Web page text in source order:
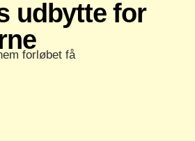
udbytte for
forløbet få